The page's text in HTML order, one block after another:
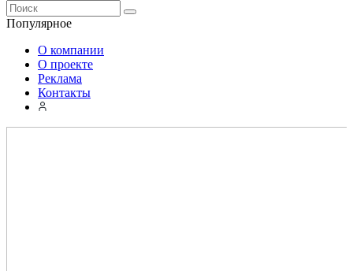
Популярное
О компании
О проекте
Реклама
Контакты